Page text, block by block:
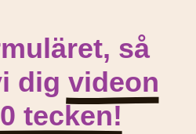
så
dig videon
tecken!